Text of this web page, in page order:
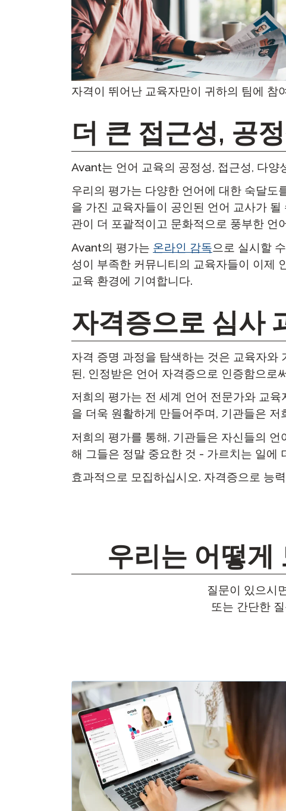
자격이 뛰어난 교육자만이 귀하의 팀에 참
더 큰 접근성, 공
Avant는 언어 교육의 공정성, 접근성, 다양
우리의 평가는 다양한 언어에 대한 숙달도
을 가진 교육자들이 공인된 언어 교사가
관이 더 포괄적이고 문화적으로 풍부한 언
Avant의 평가는 온라인 감독으로 실시할
성이 부족한 커뮤니티의 교육자들이 이제
교육 환경에 기여합니다.
자격증으로 심사
자격 증명 과정을 탐색하는 것은 교육자와
된, 인정받은 언어 자격증으로 인증함으로
저희의 평가는 전 세계 언어 전문가와 교
을 더욱 원활하게 만들어주며, 기관들은
저희의 평가를 통해, 기관들은 자신들의
해 그들은 정말 중요한 것 - 가르치는 일에
효과적으로 모집하십시오. 자격증으로 능
우리는 어떻게
질문이 있으시
또는 간단한